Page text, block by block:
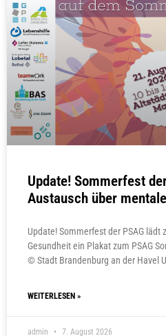
Update! Sommerfest
Austausch über
Update! Sommerfest der PSAG
Gesundheit ein Plakat zum PSAG
© Stadt Brandenburg an der Havel
WEITERLESEN »
admin 7. August 2026